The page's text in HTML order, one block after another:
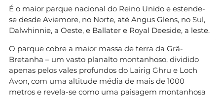
É o maior parque nacional do Reino Unido e estende-
se desde Aviemore, no Norte, até Angus Glens, no Sul,
Dalwhinnie, a Oeste, e Ballater e Royal Deeside, a leste.
O parque cobre a maior massa de terra da Grã-
Bretanha – um vasto planalto montanhoso, dividido
apenas pelos vales profundos do Lairig Ghru e Loch
Avon, com uma altitude média de mais de 1000
metros e revela-se como uma paisagem montanhosa